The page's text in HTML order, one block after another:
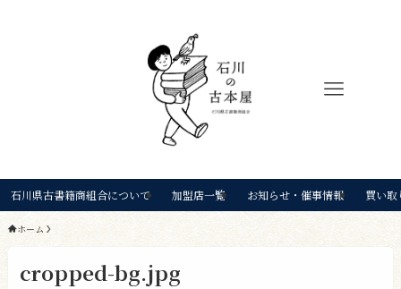
石川県古書籍商組合について 加盟店一覧 お知らせ・催事情報 買い取
ホーム
cropped-bg.jpg